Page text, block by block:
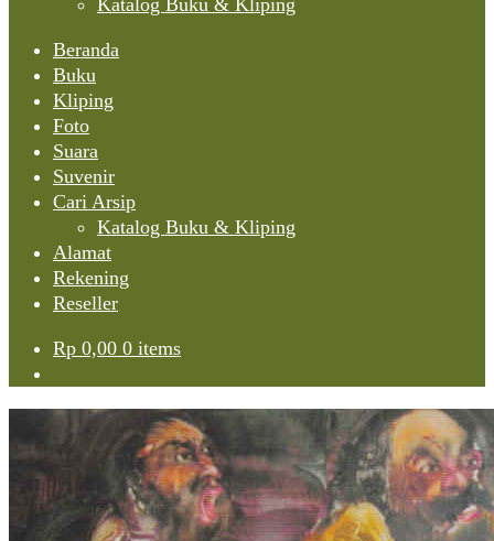
Katalog Buku & Kliping
Beranda
Buku
Kliping
Foto
Suara
Suvenir
Cari Arsip
Katalog Buku & Kliping
Alamat
Rekening
Reseller
Rp 0,00 0 items